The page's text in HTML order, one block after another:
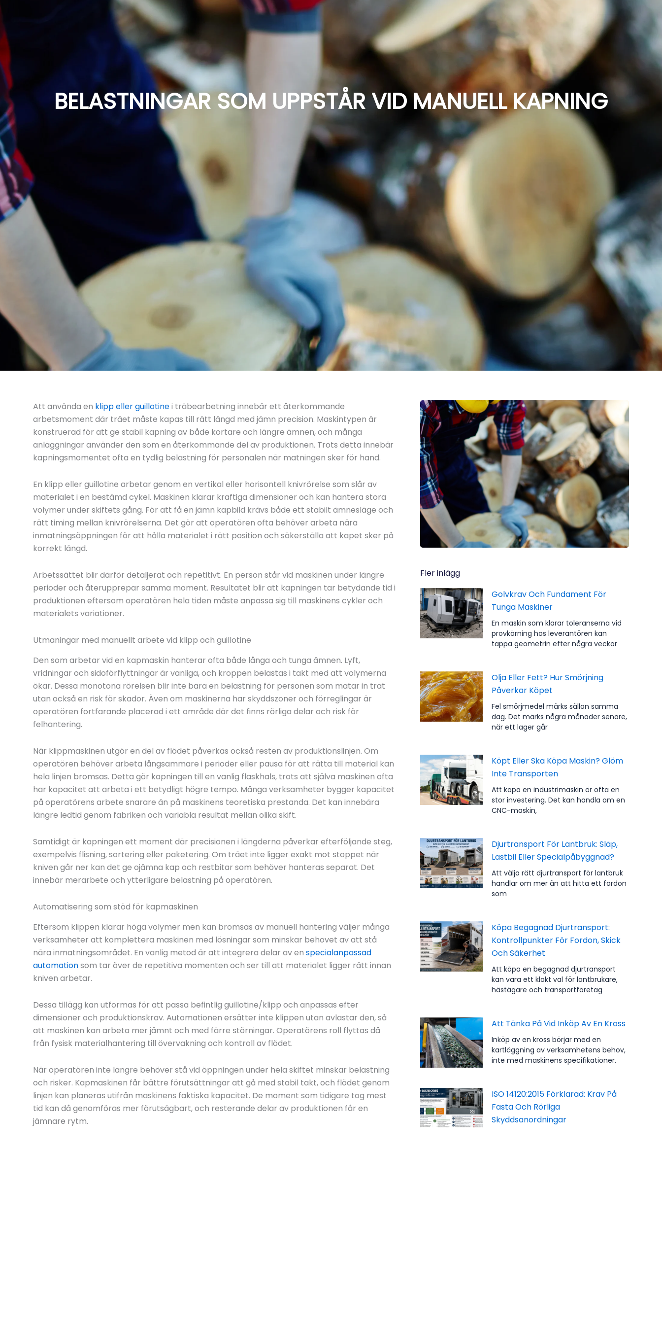
BELASTNINGAR SOM UPPSTÅR VID MANUELL KAPNING
Att använda en klipp eller guillotinei träbearbetning innebär ett återkommande
arbetsmoment där träet måste kapas till rätt längd med jämn precision. Maskintypen är
konstruerad för att ge stabil kapning av både kortare och längre ämnen, och många
anläggningar använder den som en återkommande del av produktionen. Trots detta innebär
kapningsmomentet ofta en tydlig belastning för personalen när matningen sker för hand.
En klipp eller guillotine arbetar genom en vertikal eller horisontell knivrörelse som slår av
materialet i en bestämd cykel. Maskinen klarar kraftiga dimensioner och kan hantera stora
volymer under skiftets gång. För att få en jämn kapbild krävs både ett stabilt ämnesläge och
rätt timing mellan knivrörelserna. Det gör att operatören ofta behöver arbeta nära
inmatningsöppningen för att hålla materialet i rätt position och säkerställa att kapet sker på
korrekt längd.
Arbetssättet blir därför detaljerat och repetitivt. En person står vid maskinen under längre
perioder och återupprepar samma moment. Resultatet blir att kapningen tar betydande tid i
produktionen eftersom operatören hela tiden måste anpassa sig till maskinens cykler och
materialets variationer.
Utmaningar med manuellt arbete vid klipp och guillotine
Den som arbetar vid en kapmaskin hanterar ofta både långa och tunga ämnen. Lyft,
vridningar och sidoförflyttningar är vanliga, och kroppen belastas i takt med att volymerna
ökar. Dessa monotona rörelsen blir inte bara en belastning för personen som matar in trät
utan också en risk för skador. Även om maskinerna har skyddszoner och förreglingar är
operatören fortfarande placerad i ett område där det finns rörliga delar och risk för
felhantering.
När klippmaskinen utgör en del av flödet påverkas också resten av produktionslinjen. Om
operatören behöver arbeta långsammare i perioder eller pausa för att rätta till material kan
hela linjen bromsas. Detta gör kapningen till en vanlig flaskhals, trots att själva maskinen ofta
har kapacitet att arbeta i ett betydligt högre tempo. Många verksamheter bygger kapacitet
på operatörens arbete snarare än på maskinens teoretiska prestanda. Det kan innebära
längre ledtid genom fabriken och variabla resultat mellan olika skift.
Samtidigt är kapningen ett moment där precisionen i längderna påverkar efterföljande steg,
exempelvis flisning, sortering eller paketering. Om träet inte ligger exakt mot stoppet när
kniven går ner kan det ge ojämna kap och restbitar som behöver hanteras separat. Det
innebär merarbete och ytterligare belastning på operatören.
Automatisering som stöd för kapmaskinen
Eftersom klippen klarar höga volymer men kan bromsas av manuell hantering väljer många
verksamheter att komplettera maskinen med lösningar som minskar behovet av att stå
nära inmatningsområdet. En vanlig metod är att integrera delar av enspecialanpassad
automationsom tar över de repetitiva momenten och ser till att materialet ligger rätt innan
kniven arbetar.
Dessa tillägg kan utformas för att passa befintlig guillotine/klipp och anpassas efter
dimensioner och produktionskrav. Automationen ersätter inte klippen utan avlastar den, så
att maskinen kan arbeta mer jämnt och med färre störningar. Operatörens roll flyttas då
från fysisk materialhantering till övervakning och kontroll av flödet.
När operatören inte längre behöver stå vid öppningen under hela skiftet minskar belastning
och risker. Kapmaskinen får bättre förutsättningar att gå med stabil takt, och flödet genom
linjen kan planeras utifrån maskinens faktiska kapacitet. De moment som tidigare tog mest
tid kan då genomföras mer förutsägbart, och resterande delar av produktionen får en
jämnare rytm.
Fler inlägg
Golvkrav Och Fundament För
Tunga Maskiner
En maskin som klarar toleranserna vid
provkörning hos leverantören kan
tappa geometrin efter några veckor
Olja Eller Fett? Hur Smörjning
Påverkar Köpet
Fel smörjmedel märks sällan samma
dag. Det märks några månader senare,
när ett lager går
Köpt Eller Ska Köpa Maskin? Glöm
Inte Transporten
Att köpa en industrimaskin är ofta en
stor investering. Det kan handla om en
CNC-maskin,
Djurtransport För Lantbruk: Släp,
Lastbil Eller Specialpåbyggnad?
Att välja rätt djurtransport för lantbruk
handlar om mer än att hitta ett fordon
som
Köpa Begagnad Djurtransport:
Kontrollpunkter För Fordon, Skick
Och Säkerhet
Att köpa en begagnad djurtransport
kan vara ett klokt val för lantbrukare,
hästägare och transportföretag
Att Tänka På Vid Inköp Av En Kross
Inköp av en kross börjar med en
kartläggning av verksamhetens behov,
inte med maskinens specifikationer.
ISO 14120:2015 Förklarad: Krav På
Fasta Och Rörliga
Skyddsanordningar